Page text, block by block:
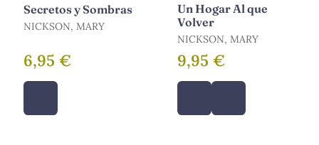
Secretos y Sombras
NICKSON, MARY
6,95 €
Un Hogar Al que
Volver
NICKSON, MARY
9,95 €